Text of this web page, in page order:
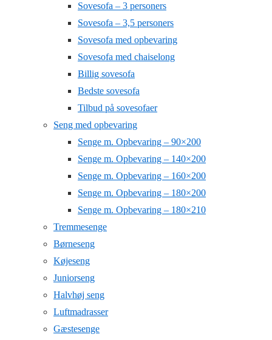
Sovesofa – 3 personers
Sovesofa – 3,5 personers
Sovesofa med opbevaring
Sovesofa med chaiselong
Billig sovesofa
Bedste sovesofa
Tilbud på sovesofaer
Seng med opbevaring
Senge m. Opbevaring – 90×200
Senge m. Opbevaring – 140×200
Senge m. Opbevaring – 160×200
Senge m. Opbevaring – 180×200
Senge m. Opbevaring – 180×210
Tremmesenge
Børneseng
Køjeseng
Juniorseng
Halvhøj seng
Luftmadrasser
Gæstesenge